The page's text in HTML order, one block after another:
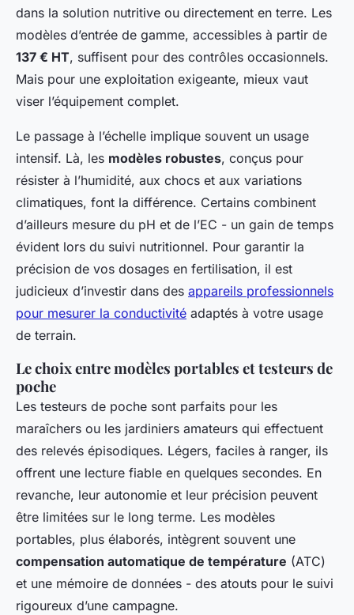
dans la solution nutritive ou directement en terre. Les
modèles d’entrée de gamme, accessibles à partir de
137 € HT, suffisent pour des contrôles occasionnels.
Mais pour une exploitation exigeante, mieux vaut
viser l’équipement complet.
Le passage à l’échelle implique souvent un usage
intensif. Là, les modèles robustes, conçus pour
résister à l’humidité, aux chocs et aux variations
climatiques, font la différence. Certains combinent
d’ailleurs mesure du pH et de l’EC - un gain de temps
évident lors du suivi nutritionnel. Pour garantir la
précision de vos dosages en fertilisation, il est
judicieux d’investir dans des appareils professionnels
pour mesurer la conductivité adaptés à votre usage
de terrain.
Le choix entre modèles portables et testeurs de
poche
Les testeurs de poche sont parfaits pour les
maraîchers ou les jardiniers amateurs qui effectuent
des relevés épisodiques. Légers, faciles à ranger, ils
offrent une lecture fiable en quelques secondes. En
revanche, leur autonomie et leur précision peuvent
être limitées sur le long terme. Les modèles
portables, plus élaborés, intègrent souvent une
compensation automatique de température (ATC)
et une mémoire de données - des atouts pour le suivi
rigoureux d’une campagne.